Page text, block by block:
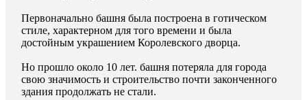
Первоначально башня была построена в готическом
стиле, характерном для того времени и была
достойным украшением Королевского дворца.
Но прошло около 10 лет. башня потеряла для города
свою значимость и строительство почти законченного
здания продолжать не стали.